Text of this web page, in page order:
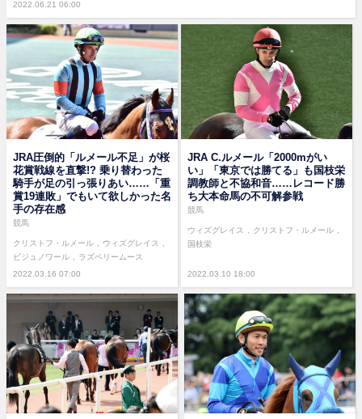
2022.06.21 06:00
JRA圧倒的「ルメール不足」が桜
花賞戦線を直撃!? 乗り替わった
騎手が足の引っ張りあい……「重
賞19連敗」でもいて欲しかった名
手の存在感
2022.03.16 07:00
競馬
クリストフ・ルメール
ウィズグレイス
ビジュノワール
ラズベリームース
JRA C.ルメール「2000mがい
い」「東京では勝てる」も国枝栄
調教師と不協和音……レコード勝
ち大本命馬の不可解参戦
2022.03.10 18:00
競馬
ウィズグレイス
クリストフ・ルメール
国枝栄